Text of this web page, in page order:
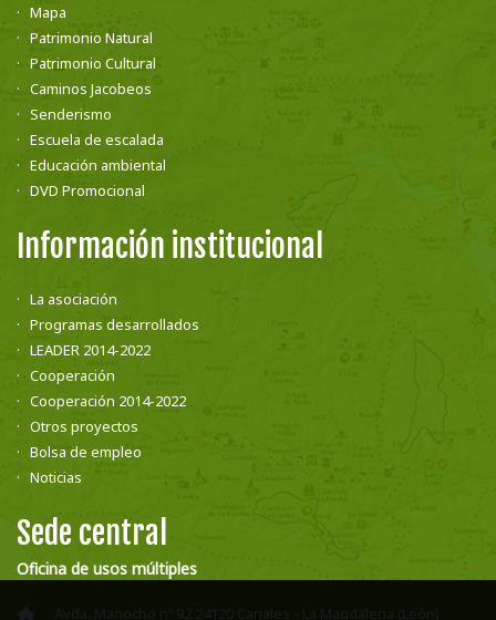
Mapa
Patrimonio Natural
Patrimonio Cultural
Caminos Jacobeos
Senderismo
Escuela de escalada
Educación ambiental
DVD Promocional
Información institucional
La asociación
Programas desarrollados
LEADER 2014-2022
Cooperación
Cooperación 2014-2022
Otros proyectos
Bolsa de empleo
Noticias
Sede central
Oficina de usos múltiples
Avda. Manocho nº 92 24120 Canales - La Magdalena (León)